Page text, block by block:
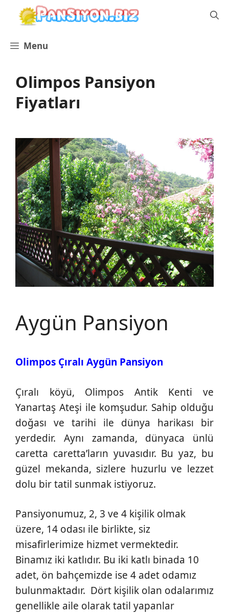
İçeriğe
Menu
Olimpos Pansiyon
Fiyatları
Aygün Pansiyon
Olimpos Çıralı Aygün Pansiyon
Çıralı köyü, Olimpos Antik Kenti ve
Yanartaş Ateşi ile komşudur. Sahip olduğu
doğası ve tarihi ile dünya harikası bir
yerdedir. Aynı zamanda, dünyaca ünlü
caretta caretta’ların yuvasıdır. Bu yaz, bu
güzel mekanda, sizlere huzurlu ve lezzet
dolu bir tatil sunmak istiyoruz.
Pansiyonumuz, 2, 3 ve 4 kişilik olmak
üzere, 14 odası ile birlikte, siz
misafirlerimize hizmet vermektedir.
Binamız iki katlıdır. Bu iki katlı binada 10
adet, ön bahçemizde ise 4 adet odamız
bulunmaktadır. Dört kişilik olan odalarımız
genellikle aile olarak tatil yapanlar